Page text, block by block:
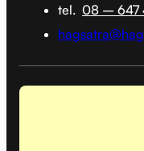
tel. 08 – 647